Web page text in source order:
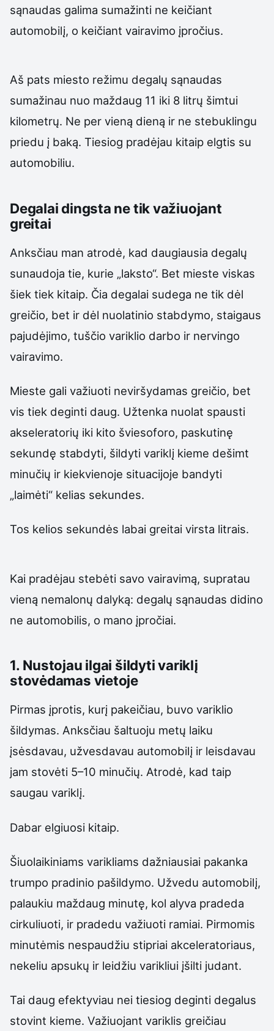
sąnaudas galima sumažinti ne keičiant
automobilį, o keičiant vairavimo įpročius.
Aš pats miesto režimu degalų sąnaudas
sumažinau nuo maždaug 11 iki 8 litrų šimtui
kilometrų. Ne per vieną dieną ir ne stebuklingu
priedu į baką. Tiesiog pradėjau kitaip elgtis su
automobiliu.
Degalai dingsta ne tik važiuojant
greitai
Anksčiau man atrodė, kad daugiausia degalų
sunaudoja tie, kurie „laksto“. Bet mieste viskas
šiek tiek kitaip. Čia degalai sudega ne tik dėl
greičio, bet ir dėl nuolatinio stabdymo, staigaus
pajudėjimo, tuščio variklio darbo ir nervingo
vairavimo.
Mieste gali važiuoti neviršydamas greičio, bet
vis tiek deginti daug. Užtenka nuolat spausti
akseleratorių iki kito šviesoforo, paskutinę
sekundę stabdyti, šildyti variklį kieme dešimt
minučių ir kiekvienoje situacijoje bandyti
„laimėti“ kelias sekundes.
Tos kelios sekundės labai greitai virsta litrais.
Kai pradėjau stebėti savo vairavimą, supratau
vieną nemalonų dalyką: degalų sąnaudas didino
ne automobilis, o mano įpročiai.
1. Nustojau ilgai šildyti variklį
stovėdamas vietoje
Pirmas įprotis, kurį pakeičiau, buvo variklio
šildymas. Anksčiau šaltuoju metų laiku
įsėsdavau, užvesdavau automobilį ir leisdavau
jam stovėti 5–10 minučių. Atrodė, kad taip
saugau variklį.
Dabar elgiuosi kitaip.
Šiuolaikiniams varikliams dažniausiai pakanka
trumpo pradinio pašildymo. Užvedu automobilį,
palaukiu maždaug minutę, kol alyva pradeda
cirkuliuoti, ir pradedu važiuoti ramiai. Pirmomis
minutėmis nespaudžiu stipriai akceleratoriaus,
nekeliu apsukų ir leidžiu varikliui įšilti judant.
Tai daug efektyviau nei tiesiog deginti degalus
stovint kieme. Važiuojant variklis greičiau